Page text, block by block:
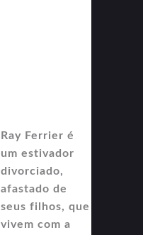
Ray Ferrier é
um estivador
divorciado,
afastado de
seus filhos, que
vivem com a